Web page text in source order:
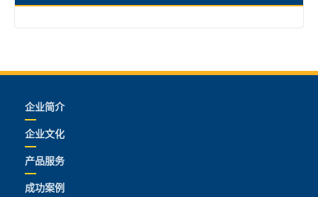
企业简介
企业文化
产品服务
成功案例